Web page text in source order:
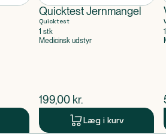
Quicktest Jernmangel
Quicktest
1 stk
Medicinsk udstyr
$nuværende pris
199,00 kr.
Læg i kurv